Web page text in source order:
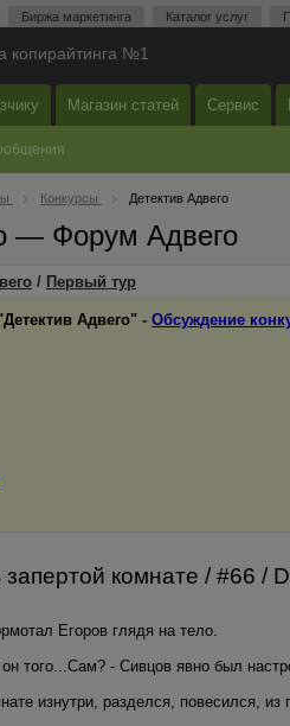
Биржа маркетинга Каталог услуг
копирайтинга №1
Магазин статей Сервис
Конкурсы Детектив Адвего
— Форум Адвего
/ Первый тур
Адвего" - Обсуждение
запертой комнате / #66 /
Егоров глядя на тело.
того...Сам? - Сивцов явно был
изнутри, разделся, повесился, из